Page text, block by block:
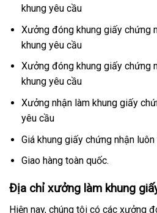
khung yêu cầu
Xưởng đóng khung giấy chứng
khung yêu cầu
Xưởng đóng khung giấy chứng
khung yêu cầu
Xưởng nhận làm khung giấy
yêu cầu
Giá khung giấy chứng nhận
Giao hàng toàn quốc.
Địa chỉ xưởng làm khung
Hiện nay, chúng tôi có các xưởng